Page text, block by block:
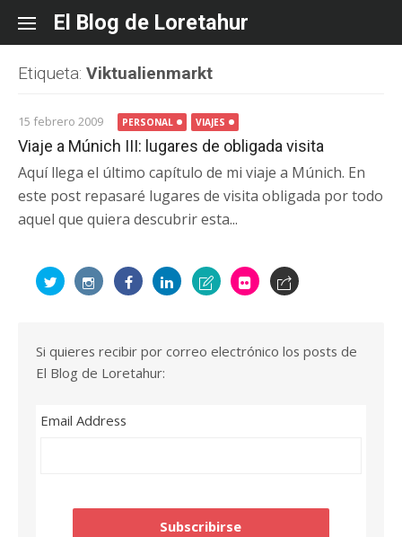
content
El Blog de Loretahur
Etiqueta: Viktualienmarkt
15 febrero 2009 PERSONAL VIAJES
Viaje a Múnich III: lugares de obligada visita
Aquí llega el último capítulo de mi viaje a Múnich. En
este post repasaré lugares de visita obligada por todo
aquel que quiera descubrir esta...
Si quieres recibir por correo electrónico los posts de
El Blog de Loretahur:
Email Address